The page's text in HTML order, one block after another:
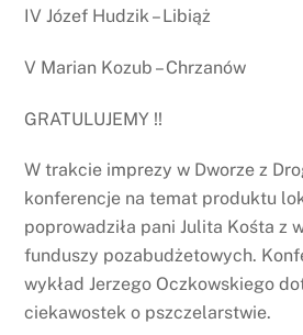
IV Józef Hudzik – Libiąż
V Marian Kozub – Chrzanów
GRATULUJEMY !!
W trakcie imprezy w Dworze z
konferencje na temat produktu
poprowadziła pani Julita Kośta z
funduszy pozabudżetowych.
wykład Jerzego Oczkowskiego
ciekawostek o pszczelarstwie.